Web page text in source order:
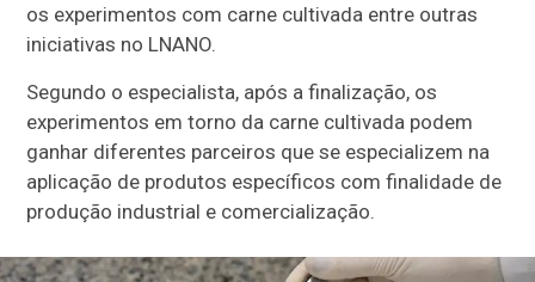
os experimentos com carne cultivada entre outras
iniciativas no LNANO.
Segundo o especialista, após a finalização, os
experimentos em torno da carne cultivada podem
ganhar diferentes parceiros que se especializem na
aplicação de produtos específicos com finalidade de
produção industrial e comercialização.